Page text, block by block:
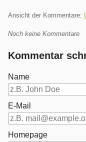
Ansicht der Kommentare:
Noch keine Kommentare
Kommentar
Name
E-Mail
Homepage